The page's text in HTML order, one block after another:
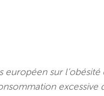
européen sur l’obésité
excessive